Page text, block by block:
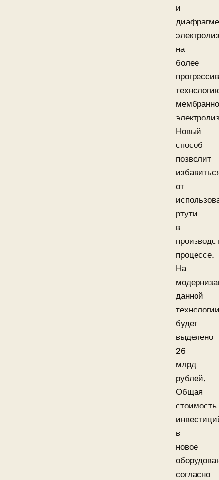
и
на
более
Новый
способ
позволит
от
ртути
в
процессе.
На
данной
технологии
будет
выделено
26
млрд
рублей.
Общая
стоимость
в
новое
согласно